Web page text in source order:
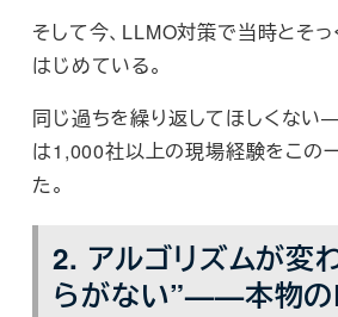
そして今、LLMO対策で当時とそ
はじめている。
同じ過ちを繰り返してほしくな
は1,000社以上の現場経験をこの
た。
2. アルゴリズムが変
らがない”——本物